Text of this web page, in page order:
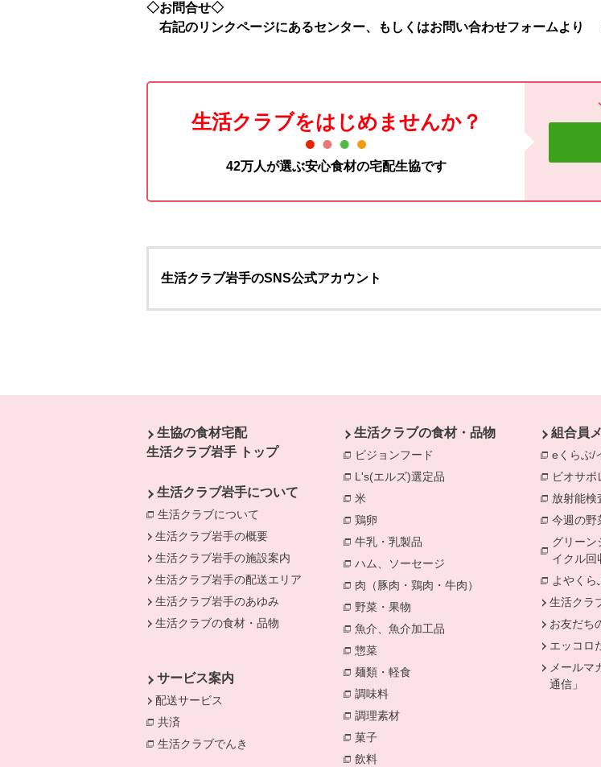
◇お問合せ◇
右記のリンクページにあるセンター、もしくはお問い合わせフォームより
生活クラブをはじめませんか？
42万人が選ぶ安心食材の宅配生協です
生活クラブ岩手のSNS公式アカウント
生協の食材宅配
生活クラブ岩手 トップ
生活クラブ岩手について
生活クラブについて
生活クラブ岩手の概要
生活クラブ岩手の施設案内
生活クラブ岩手の配送エリア
生活クラブ岩手のあゆみ
生活クラブの食材・品物
サービス案内
配送サービス
共済
生活クラブでんき
別のウィンドウで開きます。
生活クラブの食材・品物
ビジョンフード
別のウィンドウで開きます。
L's(エルズ)選定品 別のウィンドウで開きます。
米
鶏卵
牛乳・乳製品 別のウィンドウで開きます。
ハム、ソーセージ 別のウィンドウで開きます。
肉（豚肉・鶏肉・牛肉）
別のウィンドウで開き
野菜・果物 別のウィンドウで開きます。
魚介、魚介加工品 別のウィンドウで開きます。
惣菜
麺類・軽食 別のウィンドウで開きます。
調味料
調理素材
菓子
飲料
組合員
eくらぶ/
ビオサポ
放射能検
今週の野
グリーン
イクル回
よやくら
生活クラ
お友だち
エッコロ
メールマ
通信」